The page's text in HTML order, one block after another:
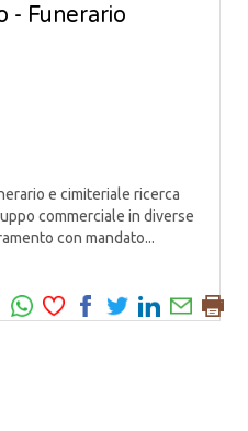
- Funerario
e cimiteriale ricerca
commerciale in diverse
con mandato...